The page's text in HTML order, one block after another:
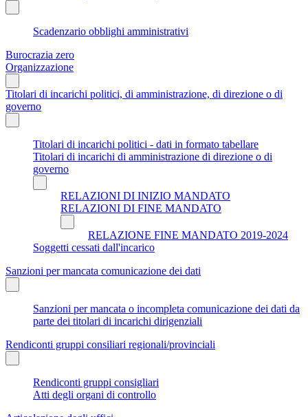
Scadenzario obblighi amministrativi
Burocrazia zero
Organizzazione
Titolari di incarichi politici, di amministrazione, di direzione o di
governo
Titolari di incarichi politici - dati in formato tabellare
Titolari di incarichi di amministrazione di direzione o di
governo
RELAZIONI DI INIZIO MANDATO
RELAZIONI DI FINE MANDATO
RELAZIONE FINE MANDATO 2019-2024
Soggetti cessati dall'incarico
Sanzioni per mancata comunicazione dei dati
Sanzioni per mancata o incompleta comunicazione dei dati da
parte dei titolari di incarichi dirigenziali
Rendiconti gruppi consiliari regionali/provinciali
Rendiconti gruppi consigliari
Atti degli organi di controllo